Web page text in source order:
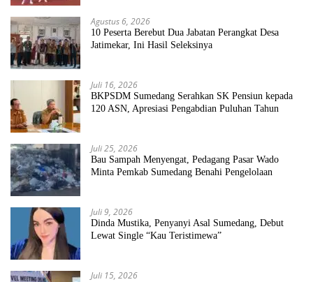
Agustus 6, 2026
10 Peserta Berebut Dua Jabatan Perangkat Desa
Jatimekar, Ini Hasil Seleksinya
Juli 16, 2026
BKPSDM Sumedang Serahkan SK Pensiun kepada
120 ASN, Apresiasi Pengabdian Puluhan Tahun
Juli 25, 2026
Bau Sampah Menyengat, Pedagang Pasar Wado
Minta Pemkab Sumedang Benahi Pengelolaan
Juli 9, 2026
Dinda Mustika, Penyanyi Asal Sumedang, Debut
Lewat Single “Kau Teristimewa”
Juli 15, 2026